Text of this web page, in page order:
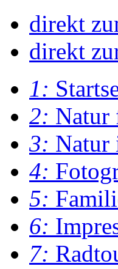
direkt
direkt
1:
2: Natur
3: Natur
4:
5:
6:
7: